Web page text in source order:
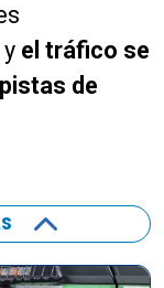
el tráfico se
de